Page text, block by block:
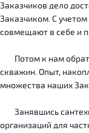
Заказчиков дело
Заказчиком. С
совмещают в себе и
Потом к нам
скважин. Опыт,
множества наших
Занявшись
организаций для